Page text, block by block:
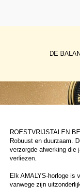
DE
ROESTVRIJSTALEN
Robuust en duurzaam.
verzorgde afwerking die
verliezen.
Elk AMALYS-horloge is
vanwege zijn